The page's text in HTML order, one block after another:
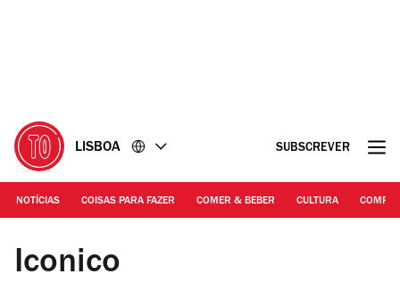
LISBOA SUBSCREVER
NOTÍCIAS COISAS PARA FAZER COMER & BEBER CULTURA
Rita Chantre | O interior do Iconico
Iconico